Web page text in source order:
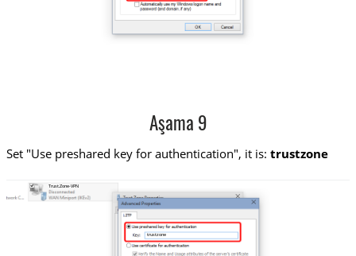
Aşama 9
Set "Use preshared key for authentication", it is: trustzone
Trust.Zone-VPN
trustzone